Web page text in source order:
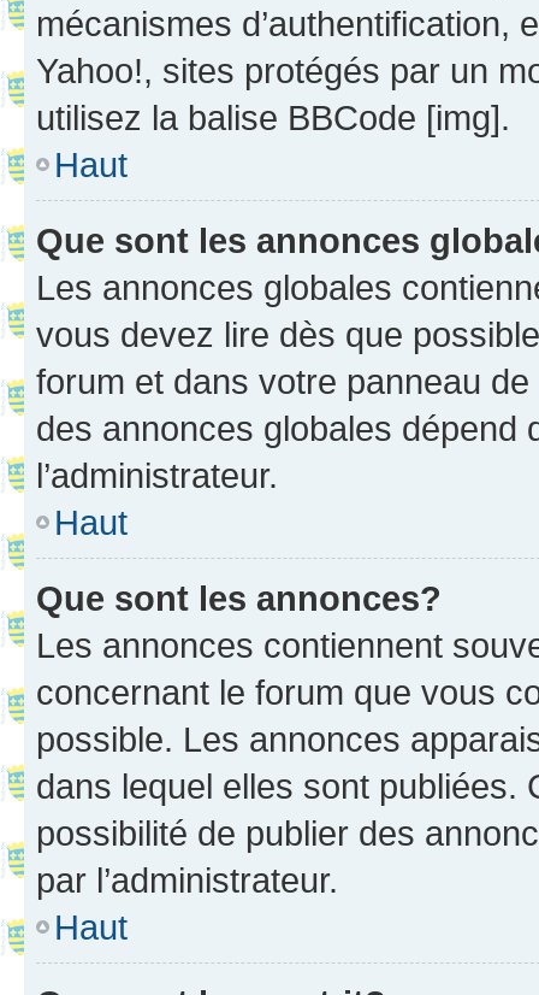
mécanismes d’authentification,
Yahoo!, sites protégés par un
utilisez la balise BBCode [img].
Haut
Que sont les annonces
Les annonces globales
vous devez lire dès que
forum et dans votre panneau
des annonces globales dépend
l’administrateur.
Haut
Que sont les annonces?
Les annonces contiennent
concernant le forum que vous
possible. Les annonces
dans lequel elles sont publiées.
possibilité de publier des
par l’administrateur.
Haut